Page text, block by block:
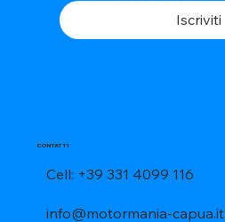
CONTATTI
Cell: +39 331 4099 116
info@motormania-capua.it
Iscriviti